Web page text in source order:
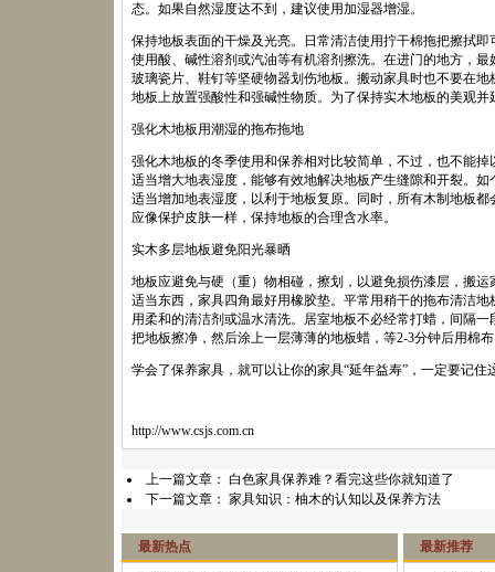
态。如果自然湿度达不到，建议使用加湿器增湿。
保持地板表面的干燥及光亮。日常清洁使用拧干棉拖把擦拭
使用酸、碱性溶剂或汽油等有机溶剂擦洗。在进门的地方，
玻璃瓷片、鞋钉等坚硬物器划伤地板。搬动家具时也不要在
地板上放置强酸性和强碱性物质。为了保持实木地板的美观
强化木地板用潮湿的拖布拖地
强化木地板的冬季使用和保养相对比较简单，不过，也不能
适当增大地表湿度，能够有效地解决地板产生缝隙和开裂。
适当增加地表湿度，以利于地板复原。同时，所有木制地板
应像保护皮肤一样，保持地板的合理含水率。
实木多层地板避免阳光暴晒
地板应避免与硬（重）物相碰，擦划，以避免损伤漆层，搬
适当东西，家具四角最好用橡胶垫。平常用稍干的拖布清洁
用柔和的清洁剂或温水清洗。居室地板不必经常打蜡，间隔
把地板擦净，然后涂上一层薄薄的地板蜡，等2-3分钟后用棉
学会了保养家具，就可以让你的家具“延年益寿”，一定要记住
http://www.csjs.com.cn
上一篇文章： 白色家具保养难？看完这些你就知道了
下一篇文章： 家具知识：柚木的认知以及保养方法
最新热点 最新推荐